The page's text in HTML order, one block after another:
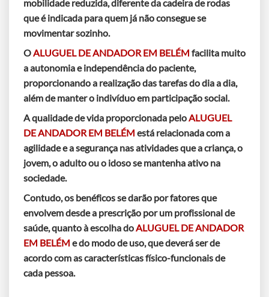
mobilidade reduzida, diferente da cadeira de rodas
que é indicada para quem já não consegue se
movimentar sozinho.
OALUGUEL DE ANDADOR EM BELÉM facilita muito
a autonomia e independência do paciente,
proporcionando a realização das tarefas do dia a dia,
além de manter o indivíduo em participação social.
A qualidade de vida proporcionada peloALUGUEL
DE ANDADOR EM BELÉM está relacionada com a
agilidade e a segurança nas atividades que a criança, o
jovem, o adulto ou o idoso se mantenha ativo na
sociedade.
Contudo, os benéficos se darão por fatores que
envolvem desde a prescrição por um profissional de
saúde, quanto à escolha doALUGUEL DE ANDADOR
EM BELÉM e do modo de uso, que deverá ser de
acordo com as características físico-funcionais de
cada pessoa.